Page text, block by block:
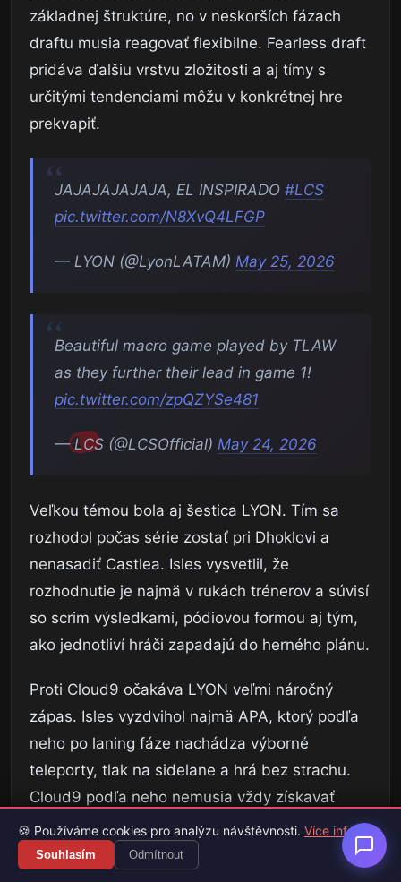
základnej štruktúre, no v neskorších fázach
draftu musia reagovať flexibilne. Fearless draft
pridáva ďalšiu vrstvu zložitosti a aj tímy s
určitými tendenciami môžu v konkrétnej hre
prekvapiť.
JAJAJAJAJAJA, EL INSPIRADO #LCS
pic.twitter.com/N8XvQ4LFGP
— LYON (@LyonLATAM) May 25, 2026
Beautiful macro game played by TLAW
as they further their lead in game 1!
pic.twitter.com/zpQZYSe481
— LCS (@LCSOfficial) May 24, 2026
Veľkou témou bola aj šestica LYON. Tím sa
rozhodol počas série zostať pri Dhoklovi a
nenasadiť Castlea. Isles vysvetlil, že
rozhodnutie je najmä v rukách trénerov a súvisí
so scrim výsledkami, pódiovou formou aj tým,
ako jednotliví hráči zapadajú do herného plánu.
Proti Cloud9 očakáva LYON veľmi náročný
zápas. Isles vyzdvihol najmä APA, ktorý podľa
neho po laning fáze nachádza výborné
teleporty, tlak na sidelane a hrá bez strachu.
Cloud9 podľa neho nemusia vždy získavať
veľké výhody v lane, ale sú silní v makre,
rozhodovaní a tímových súbojoch.
🍪 Používáme cookies pro analýzu návštěvnosti. Více info
Souhlasím Odmítnout